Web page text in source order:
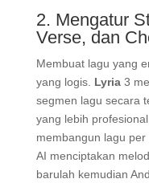
2. Mengatur
Verse, dan
Membuat lagu yang
yang logis. Lyria3
segmen lagu secara
yang lebih
membangun lagu
AI menciptakan
barulah kemudian